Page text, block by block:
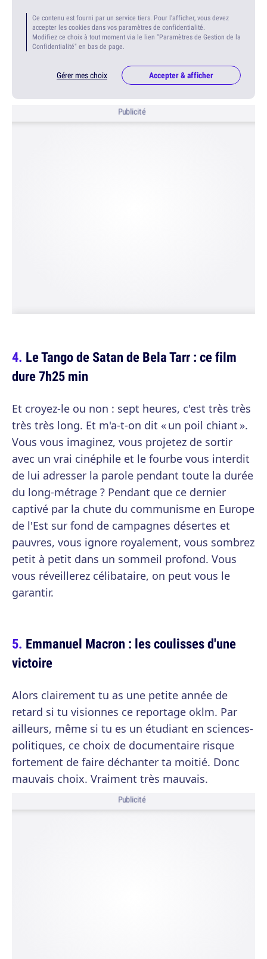
Ce contenu est fourni par un service tiers. Pour l'afficher, vous devez
accepter les cookies dans vos paramètres de confidentialité.
Modifiez ce choix à tout moment via le lien "Paramètres de Gestion de la
Confidentialité" en bas de page.
Gérer mes choix Accepter & afficher
Publicité
Le Tango de Satan de Bela Tarr : ce film
dure 7h25 min
Et croyez-le ou non : sept heures, c'est très très
très très long. Et m'a-t-on dit « un poil chiant ».
Vous vous imaginez, vous projetez de sortir
avec un vrai cinéphile et le fourbe vous interdit
de lui adresser la parole pendant toute la durée
du long-métrage ? Pendant que ce dernier
captivé par la chute du communisme en Europe
de l'Est sur fond de campagnes désertes et
pauvres, vous ignore royalement, vous sombrez
petit à petit dans un sommeil profond. Vous
vous réveillerez célibataire, on peut vous le
garantir.
Emmanuel Macron : les coulisses d'une
victoire
Alors clairement tu as une petite année de
retard si tu visionnes ce reportage oklm. Par
ailleurs, même si tu es un étudiant en sciences-
politiques, ce choix de documentaire risque
fortement de faire déchanter ta moitié. Donc
mauvais choix. Vraiment très mauvais.
Publicité